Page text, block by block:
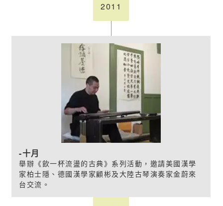
2011
十月
舉辦《飲一杯流盪的古典》系列活動，邀請美國漢學
家柏士隱、德國漢學家顧彬及大陸古琴演奏家金蔚來
台交流。